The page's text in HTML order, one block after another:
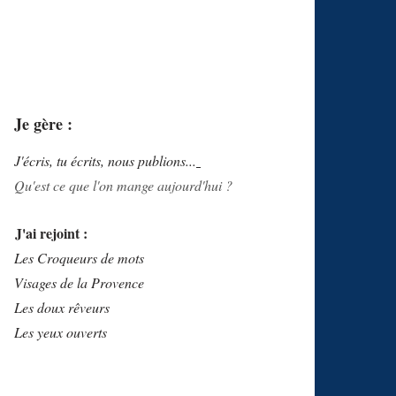
Je gère :
J'écris, tu écrits, nous publions...
Qu'est ce que l'on mange aujourd'hui ?
J'ai rejoint :
Les Croqueurs de mots
Visages de la Provence
Les doux rêveurs
Les yeux ouverts